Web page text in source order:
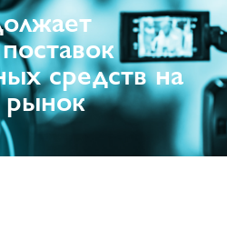
средств на
рынок